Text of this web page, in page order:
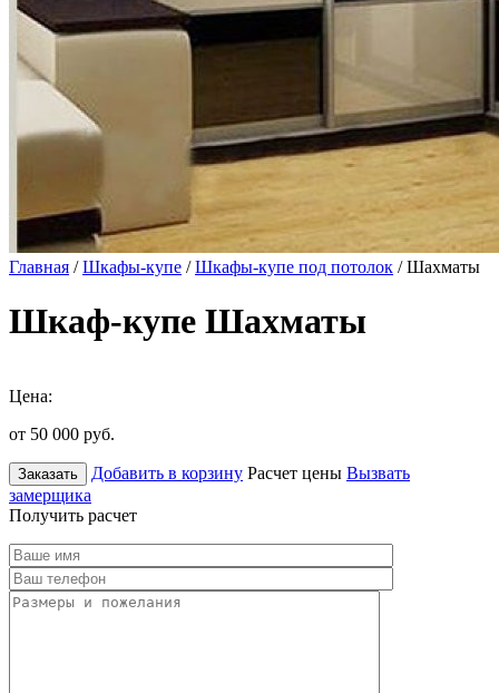
Главная /Шкафы-купе /Шкафы-купе под потолок / Шахматы
Шкаф-купе Шахматы
Цена:
от 50 000 руб.
Заказать Добавить в корзину Расчет цены Вызвать
замерщика
Получить расчет